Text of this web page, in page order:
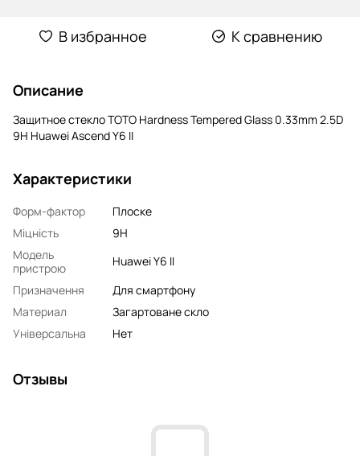
В избранное К сравнению
Описание
Защитное стекло TOTO Hardness Tempered Glass 0.33mm 2.5D
9H Huawei Ascend Y6 II
Характеристики
Форм-фактор
Плоске
Міцність
9H
Модель
пристрою
Huawei Y6 II
Призначення
Для смартфону
Материал
Загартоване скло
Універсальна
Нет
Отзывы